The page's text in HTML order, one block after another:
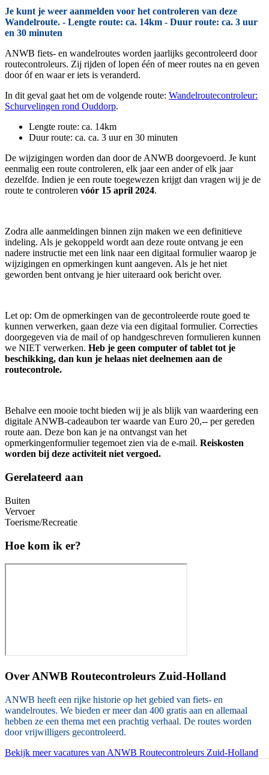
Je kunt je weer aanmelden voor het controleren van deze
Wandelroute. - Lengte route: ca. 14km - Duur route: ca. 3 uur
en 30 minuten
ANWB fiets- en wandelroutes worden jaarlijks gecontroleerd door
routecontroleurs. Zij rijden of lopen één of meer routes na en geven
door óf en waar er iets is veranderd.
In dit geval gaat het om de volgende route: Wandelroutecontroleur:
Schurvelingen rond Ouddorp.
Lengte route: ca. 14km
Duur route: ca. ca. 3 uur en 30 minuten
De wijzigingen worden dan door de ANWB doorgevoerd. Je kunt
eenmalig een route controleren, elk jaar een ander of elk jaar
dezelfde. Indien je een route toegewezen krijgt dan vragen wij je de
route te controleren vóór 15 april 2024.
Zodra alle aanmeldingen binnen zijn maken we een definitieve
indeling. Als je gekoppeld wordt aan deze route ontvang je een
nadere instructie met een link naar een digitaal formulier waarop je
wijzigingen en opmerkingen kunt aangeven. Als je het niet
geworden bent ontvang je hier uiteraard ook bericht over.
Let op: Om de opmerkingen van de gecontroleerde route goed te
kunnen verwerken, gaan deze via een digitaal formulier. Correcties
doorgegeven via de mail of op handgeschreven formulieren kunnen
we NIET verwerken. Heb je geen computer of tablet tot je
beschikking, dan kun je helaas niet deelnemen aan de
routecontrole.
Behalve een mooie tocht bieden wij je als blijk van waardering een
digitale ANWB-cadeaubon ter waarde van Euro 20,-- per gereden
route aan. Deze bon kan je na ontvangst van het
opmerkingenformulier tegemoet zien via de e-mail. Reiskosten
worden bij deze activiteit niet vergoed.
Gerelateerd aan
Buiten
Vervoer
Toerisme/Recreatie
Hoe kom ik er?
Over ANWB Routecontroleurs Zuid-Holland
ANWB heeft een rijke historie op het gebied van fiets- en
wandelroutes. We bieden er meer dan 400 gratis aan en allemaal
hebben ze een thema met een prachtig verhaal. De routes worden
door vrijwilligers gecontroleerd.
Bekijk meer vacatures van ANWB Routecontroleurs Zuid-Holland